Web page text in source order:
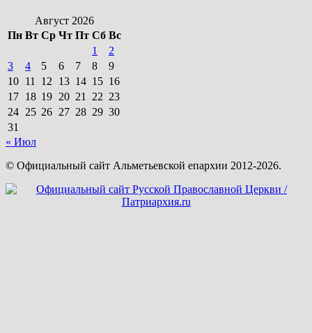
Август 2026
Пн Вт Ср Чт Пт Сб Вс
1
2
3
4 5 6 7 8
9
10 11 12 13 14 15 16
17 18 19 20 21 22 23
24 25 26 27 28 29 30
31
« Июл
© Официальный сайт Альметьевской епархии 2012-2026.